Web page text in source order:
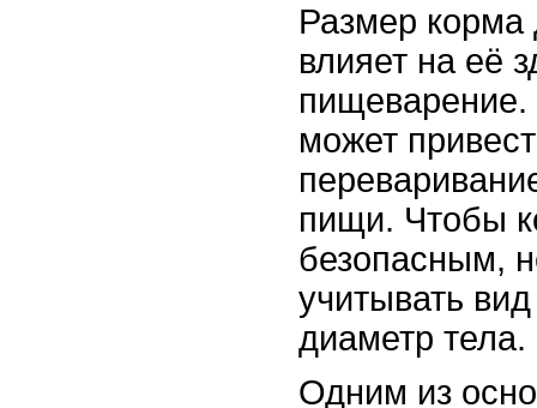
Размер
влияет на её
может
пищи. Чтобы
безопасным,
учитывать
диаметр тела.
Одним из